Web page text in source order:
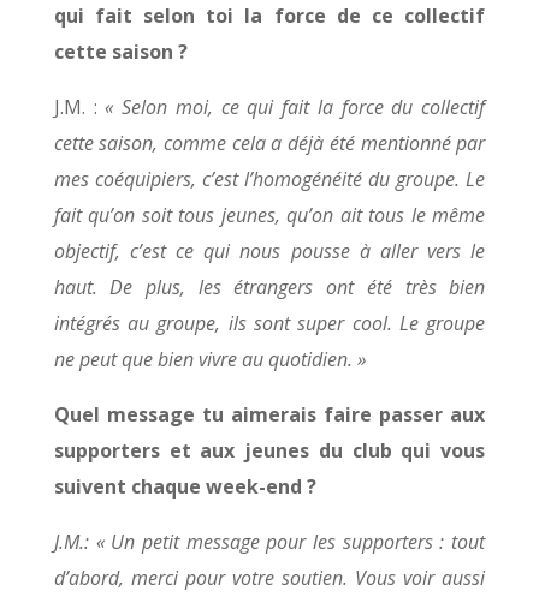
qui fait selon toi la force de ce collectif
cette saison ?
J.M. :« Selon moi, ce qui fait la force du collectif
cette saison, comme cela a déjà été mentionné par
mes coéquipiers, c’est l’homogénéité du groupe. Le
fait qu’on soit tous jeunes, qu’on ait tous le même
objectif, c’est ce qui nous pousse à aller vers le
haut. De plus, les étrangers ont été très bien
intégrés au groupe, ils sont super cool. Le groupe
ne peut que bien vivre au quotidien. »
Quel message tu aimerais faire passer aux
supporters et aux jeunes du club qui vous
suivent chaque week-end ?
J.M.: « Un petit message pour les supporters : tout
d’abord, merci pour votre soutien. Vous voir aussi